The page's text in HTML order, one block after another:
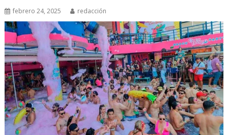
febrero 24, 2025 redacción